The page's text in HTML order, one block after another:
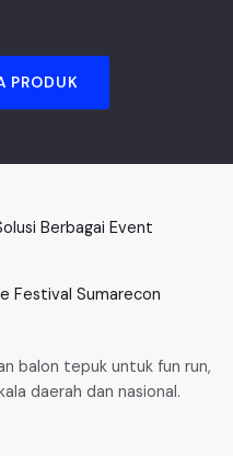
PRODUK
Berbagai Event
balon tepuk untuk fun run,
daerah dan nasional.